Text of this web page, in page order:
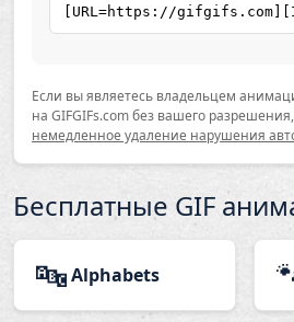
Если вы являетесь владельцем
на GIFGIFs.com без вашего
немедленное удаление нарушения
Бесплатные GIF
🔤Alphabets